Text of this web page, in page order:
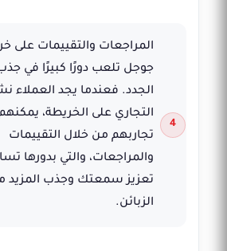
المراجعات والتقييمات على
جوجل تلعب دورًا كبيرًا في
الجدد. فعندما يجد العملاء
التجاري على الخريطة،
تجاربهم من خلال التقييمات
والمراجعات، والتي بدورها
تعزيز سمعتك وجذب المزيد
الزبائن.